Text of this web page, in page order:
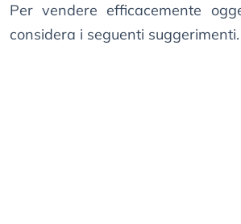
Per vendere efficacemente
considera i seguenti suggerimenti.